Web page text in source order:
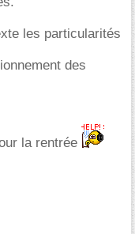
les particularités
des
la rentrée